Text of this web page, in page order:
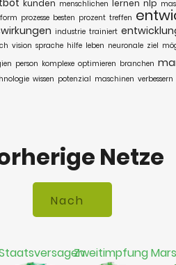
kunden menschlichen lernen nlp
form prozesse besten prozent treffen
industrie trainiert
vision sprache hilfe leben neuronale ziel
person komplexe optimieren branchen
wissen potenzial maschinen verbessern
Netze
Zweitimpfung